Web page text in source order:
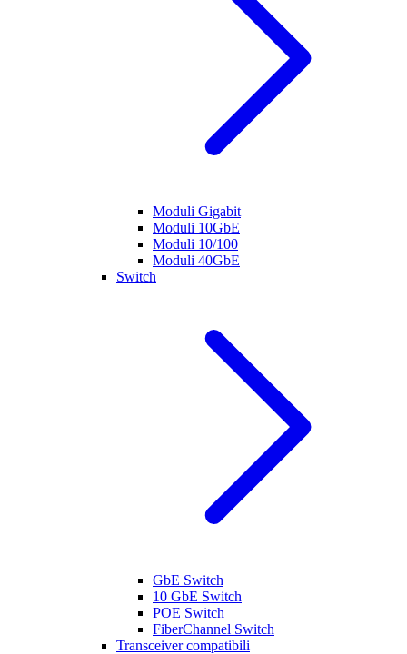
Moduli Gigabit
Moduli 10GbE
Moduli 10/100
Moduli 40GbE
Switch
GbE Switch
10 GbE Switch
POE Switch
FiberChannel Switch
Transceiver compatibili